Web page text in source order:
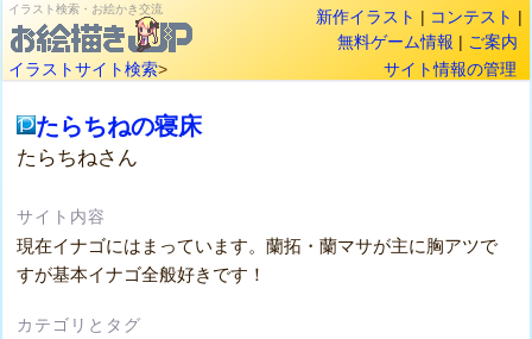
イラスト検索・お絵かき交流 新作イラスト | コンテスト |
無料ゲーム情報 | ご案内
イラストサイト検索> サイト情報の管理
たらちねの寝床
たらちねさん
サイト内容
現在イナゴにはまっています。蘭拓・蘭マサが主に胸アツで
すが基本イナゴ全般好きです！
カテゴリとタグ